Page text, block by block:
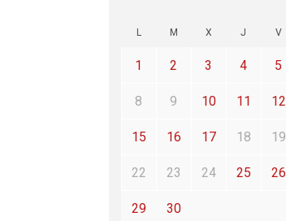
L M X J V
1 2 3 4 5
8 9 10 11 12
15 16 17 18 19
22 23 24 25 26
29 30